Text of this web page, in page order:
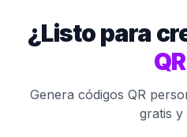
¿Listo para
QR
Genera códigos QR
gratis y